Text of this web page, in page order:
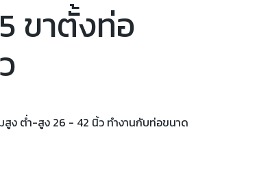
ขาตั้งท่อ
สูง ต่ำ-สูง 26 - 42 นิ้ว ทำงานกับท่อขนาด